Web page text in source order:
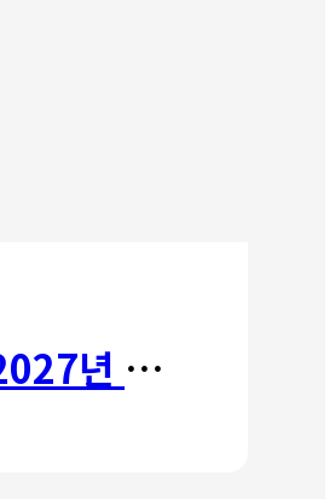
2027년 갈보리 어학원 유치부 신입생 모집